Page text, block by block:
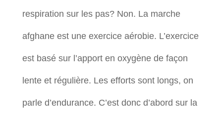
respiration sur les pas? Non. La marche
afghane est une exercice aérobie. L’exercice
est basé sur l’apport en oxygène de façon
lente et régulière. Les efforts sont longs, on
parle d’endurance. C’est donc d’abord sur la